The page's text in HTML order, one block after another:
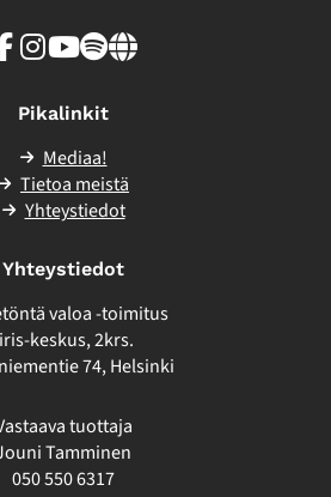
Facebook
Instagram
Youtube
SpotifyLinkki
Pikalinkit
Mediaa!
Tietoa meistä
Yhteystiedot
Yhteystiedot
valoa -toimitus
keskus, 2krs.
74, Helsinki
tuottaja
Tamminen
050 550 6317